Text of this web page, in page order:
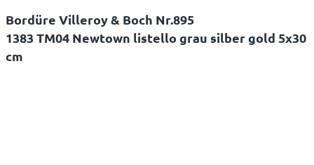
Bordüre Villeroy & Boch Nr.895
1383 TM04 Newtown listello grau silber gold 5x30
cm